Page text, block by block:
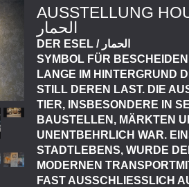
AUSSTELLUNG
الحمار
DER ESEL / الحمار
SYMBOL FÜR
LANGE IM HINTERGRUND
STILL DEREN LAST. DIE
TIER, INSBESONDERE IN
BAUSTELLEN, MÄRKTEN
UNENTBEHRLICH WAR.
STADTLEBENS, WURDE
MODERNEN
FAST AUSSCHLIESSLICH